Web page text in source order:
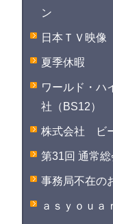
ン
日本ＴＶ映
夏季休暇
ワールド・
社（BS12）
株式会社 ビ
第31回 通常
事務局不在の
ａｓｙｏｕａ